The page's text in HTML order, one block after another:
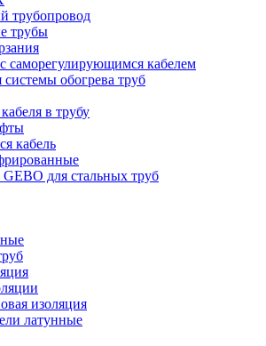
трубопровод
трубы
саморегулирующимся кабелем
обогрева труб
в трубу
кабель
для стальных труб
изоляция
латунные